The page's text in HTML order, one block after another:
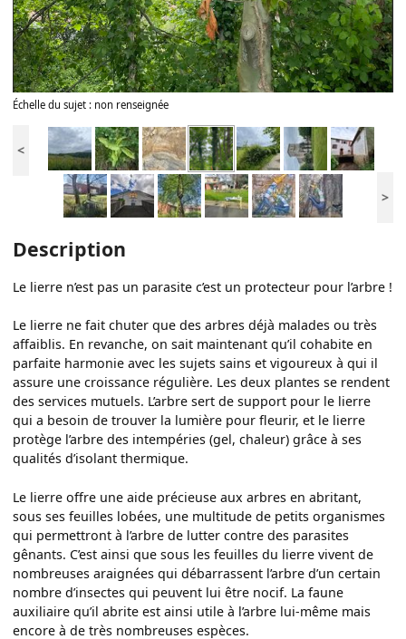
Échelle du sujet : non renseignée
<
>
Description
Le lierre n’est pas un parasite c’est un protecteur pour l’arbre !
Le lierre ne fait chuter que des arbres déjà malades ou très
affaiblis. En revanche, on sait maintenant qu’il cohabite en
parfaite harmonie avec les sujets sains et vigoureux à qui il
assure une croissance régulière. Les deux plantes se rendent
des services mutuels. L’arbre sert de support pour le lierre
qui a besoin de trouver la lumière pour fleurir, et le lierre
protège l’arbre des intempéries (gel, chaleur) grâce à ses
qualités d’isolant thermique.
Le lierre offre une aide précieuse aux arbres en abritant,
sous ses feuilles lobées, une multitude de petits organismes
qui permettront à l’arbre de lutter contre des parasites
gênants. C’est ainsi que sous les feuilles du lierre vivent de
nombreuses araignées qui débarrassent l’arbre d’un certain
nombre d’insectes qui peuvent lui être nocif. La faune
auxiliaire qu’il abrite est ainsi utile à l’arbre lui-même mais
encore à de très nombreuses espèces.